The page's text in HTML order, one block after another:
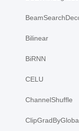
Bilinear
BiRNN
CELU
ChannelShuffle